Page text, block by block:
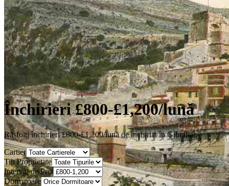
Închirieri £800-£1,200/lună
Răsfoiți închirieri £800-£1,200/lună de închiriat în Gibraltar.
Cartier
Tip Proprietate
Interval de Preț
Dormitoare